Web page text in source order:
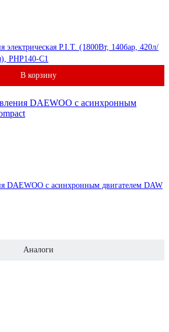
электрическая P.I.T. (1800Вт, 140бар, 420л/
PHP140-C1
В корзину
DAEWOO с асинхронным двигателем DAW
Аналоги